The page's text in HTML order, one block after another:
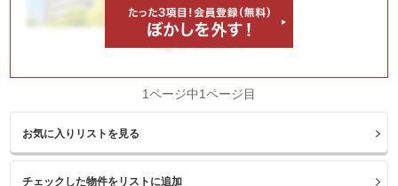
1ページ中1ページ目
お気に入りリストを見る